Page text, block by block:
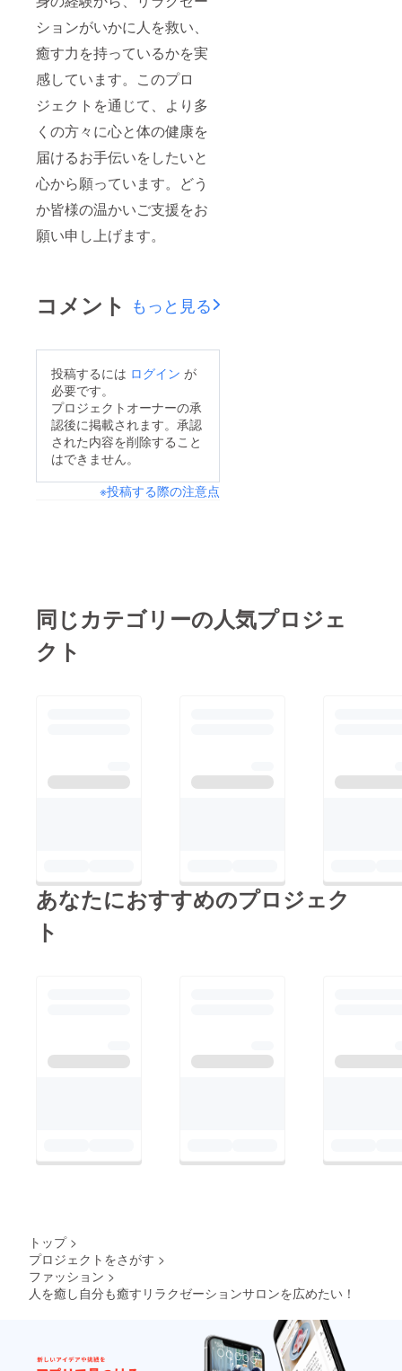
ションがいかに人を救い、
癒す力を持っているかを実
感しています。このプロ
ジェクトを通じて、より多
くの方々に心と体の健康を
届けるお手伝いをしたいと
心から願っています。どう
か皆様の温かいご支援をお
願い申し上げます。
コメント もっと見る
投稿するには ログイン が
必要です。
プロジェクトオーナーの承
認後に掲載されます。承認
された内容を削除すること
はできません。
※投稿する際の注意点
同じカテゴリーの人気プロジェ
クト
あなたにおすすめのプロジェク
ト
トップ >
プロジェクトをさがす >
ファッション >
人を癒し自分も癒すリラクゼーションサロンを広めたい！